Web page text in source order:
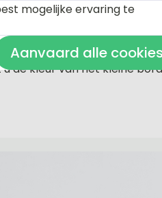
er bij.
Deze tape is weer
de kleur van het kleine
mogelijke ervaring te
Aanvaard alle cookies